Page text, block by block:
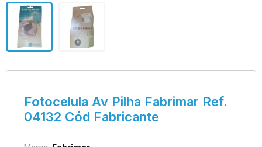
Fotocelula Av Pilha Fabrimar Ref.
04132 Cód Fabricante